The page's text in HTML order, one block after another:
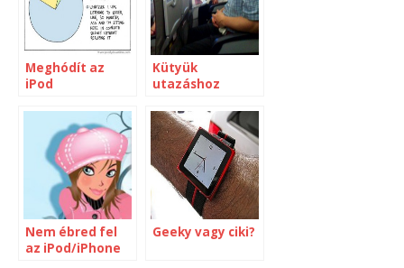
Meghódít az
iPod
Kütyük
utazáshoz
Nem ébred fel
az iPod/iPhone
Geeky vagy ciki?